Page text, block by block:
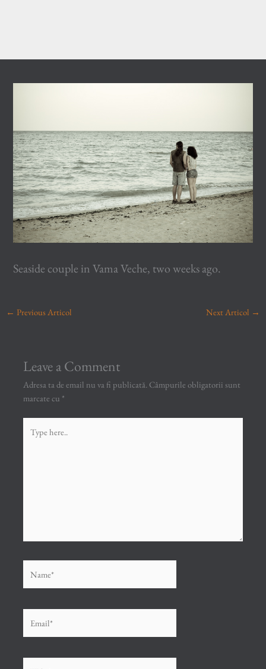
Seaside couple in Vama Veche, two weeks ago.
← Previous Articol Next Articol →
Leave a Comment
Adresa ta de email nu va fi publicată. Câmpurile obligatorii sunt
marcate cu *
here..